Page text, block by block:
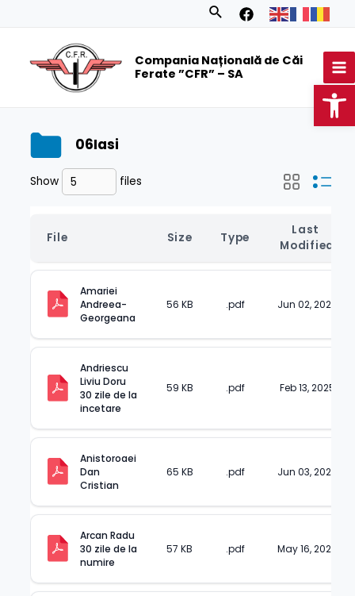
Search
Compania Națională de Căi
Ferate ”CFR” – SA
06Iasi
Show files
File Size Type
Last
Modified
Amariei
Andreea-
Georgeana
56 KB .pdf Jun 02, 2025
Andriescu
Liviu Doru
30 zile de la
incetare
59 KB .pdf Feb 13, 2025
Anistoroaei
Dan
Cristian
65 KB .pdf Jun 03, 2025
Arcan Radu
30 zile de la
numire
57 KB .pdf May 16, 2025